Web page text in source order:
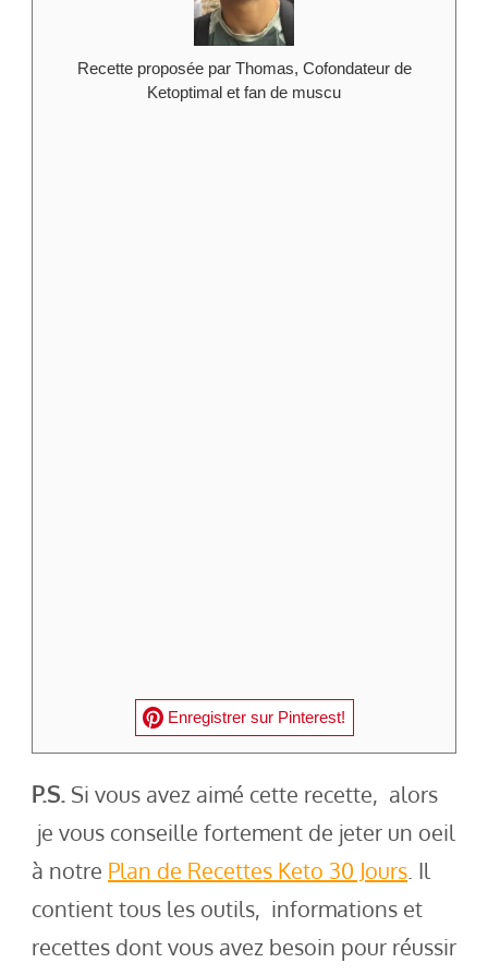
Recette proposée par Thomas, Cofondateur de
Ketoptimal et fan de muscu
Enregistrer sur Pinterest!
P.S. Si vous avez aimé cette recette, alors
je vous conseille fortement de jeter un oeil
à notre Plan de Recettes Keto 30 Jours. Il
contient tous les outils, informations et
recettes dont vous avez besoin pour réussir